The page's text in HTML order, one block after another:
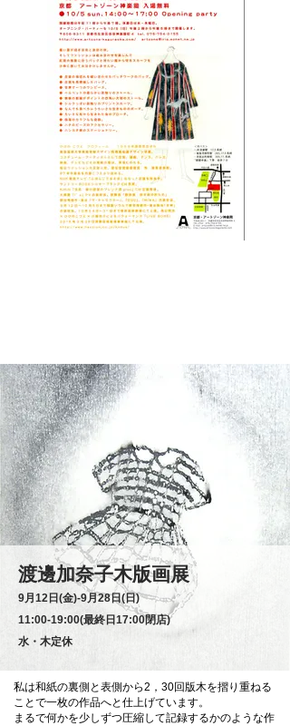
渡邊加奈子木版画展
9月12日(金)‐9月28日(日)
11:00-19:00(最終日17:00閉店)
水・木定休
私は和紙の裏側と表側から2，30回版木を摺り重ねる
ことで一枚の作品へと仕上げています。
まるで何かを少しずつ圧縮して記録するかのような作